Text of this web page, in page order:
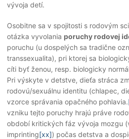
vývoja detí.
Osobitne sa v spojitosti s rodovým
otázka vyvolania poruchy rodovej
poruchu (u dospelých sa tradične
transsexualita), pri ktorej sa
cíti byť ženou, resp. biologicky
Pri výskyte v detstve, dieťa stráca
rodovú/sexuálnu identitu (chlapec,
vzorce správania opačného pohlavia.
vzniku tejto poruchy hrajú práve
období kritických fáz vývoja mozgu
imprinting[xx]) počas detstva a